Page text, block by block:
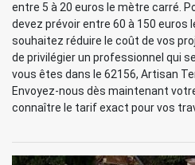
entre 5 à 20 euros le mètre carré.
devez prévoir entre 60 à 150 euros
souhaitez réduire le coût de vos
de privilégier un professionnel qui
vous êtes dans le 62156, Artisan
Envoyez-nous dès maintenant
connaître le tarif exact pour vos